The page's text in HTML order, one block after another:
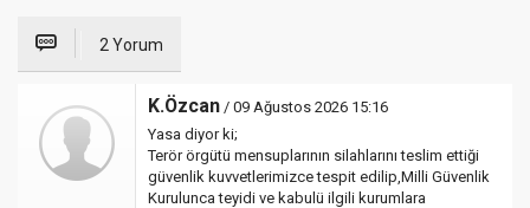
2 Yorum
K.Özcan / 09 Ağustos 2026 15:16
Yasa diyor ki;
Terör örgütü mensuplarının silahlarını teslim ettiği
güvenlik kuvvetlerimizce tespit edilip,Milli Güvenlik
Kurulunca teyidi ve kabulü ilgili kurumlara